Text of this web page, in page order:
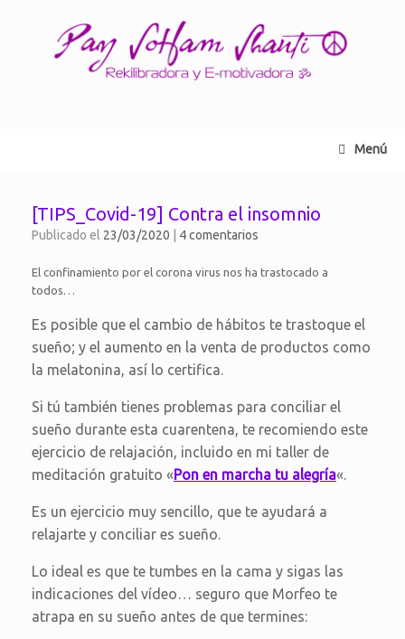
Menú
[TIPS_Covid-19] Contra el insomnio
Publicado el 23/03/2020 4 comentarios
El confinamiento por el corona virus nos ha trastocado a
todos…
Es posible que el cambio de hábitos te trastoque el
sueño; y el aumento en la venta de productos como
la melatonina, así lo certifica.
Si tú también tienes problemas para conciliar el
sueño durante esta cuarentena, te recomiendo este
ejercicio de relajación, incluido en mi taller de
meditación gratuito «Pon en marcha tu alegría«.
Es un ejercicio muy sencillo, que te ayudará a
relajarte y conciliar es sueño.
Lo ideal es que te tumbes en la cama y sigas las
indicaciones del vídeo… seguro que Morfeo te
atrapa en su sueño antes de que termines: